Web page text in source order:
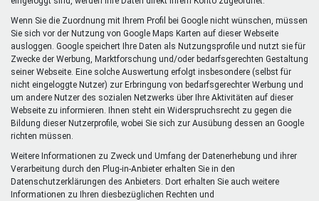
Wenn Sie die Zuordnung mit Ihrem Profil bei Google nicht wünschen, müssen
Sie sich vor der Nutzung von Google Maps Karten auf dieser Webseite
ausloggen. Google speichert Ihre Daten als Nutzungsprofile und nutzt sie für
Zwecke der Werbung, Marktforschung und/oder bedarfsgerechten Gestaltung
seiner Webseite. Eine solche Auswertung erfolgt insbesondere (selbst für
nicht eingeloggte Nutzer) zur Erbringung von bedarfsgerechter Werbung und
um andere Nutzer des sozialen Netzwerks über Ihre Aktivitäten auf dieser
Webseite zu informieren. Ihnen steht ein Widerspruchsrecht zu gegen die
Bildung dieser Nutzerprofile, wobei Sie sich zur Ausübung dessen an Google
richten müssen.
Weitere Informationen zu Zweck und Umfang der Datenerhebung und ihrer
Verarbeitung durch den Plug-in-Anbieter erhalten Sie in den
Datenschutzerklärungen des Anbieters. Dort erhalten Sie auch weitere
Informationen zu Ihren diesbezüglichen Rechten und